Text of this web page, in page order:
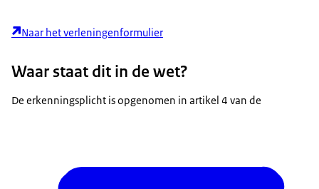
Naar het verleningenformulier
Waar staat dit in de wet?
De erkenningsplicht is opgenomen in artikel 4 van de